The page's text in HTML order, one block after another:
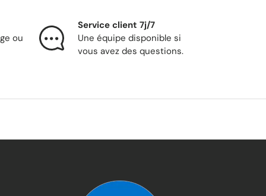
ou
Service client 7j/7
Une équipe disponible si
vous avez des questions.